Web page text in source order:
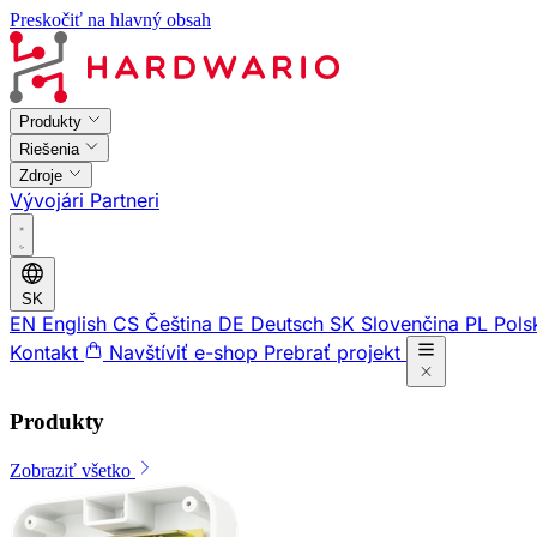
Preskočiť na hlavný obsah
Produkty
Riešenia
Zdroje
Vývojári Partneri
SK
EN English CS Čeština DE Deutsch SK Slovenčina PL
Kontakt
Navštíviť e-shop Prebrať projekt
Produkty
Zobraziť všetko